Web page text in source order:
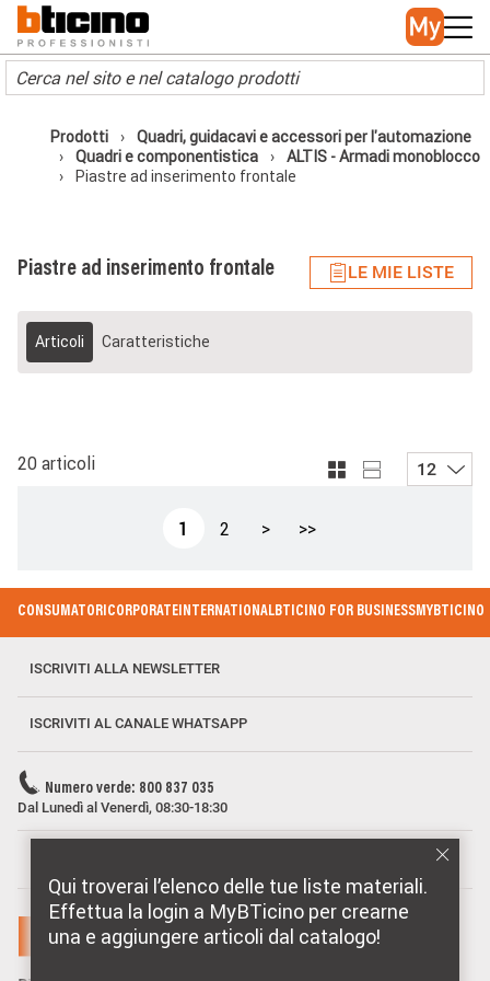
Skip to main content
Main navigation
Prodotti
Quadri, guidacavi e accessori per l'automazione
Quadri e componentistica
ALTIS - Armadi monoblocco
Piastre ad inserimento frontale
Piastre ad inserimento frontale LE MIE LISTE
Articoli Caratteristiche
20 articoli 12
Pagina attuale
1 Page
2 Pagina successiva
> Ultima pagina
>>
Qui troverai l’elenco delle tue liste materiali.
Effettua la login a MyBTicino per crearne
una e aggiungere articoli dal catalogo!
Footer Menu
CONSUMATORICORPORATEINTERNATIONALBTICINO FOR BUSINESSMYBTICINO
ISCRIVITI ALLA NEWSLETTER
ISCRIVITI AL CANALE WHATSAPP
Numero verde: 800 837 035
Dal Lunedì al Venerdì, 08:30-18:30